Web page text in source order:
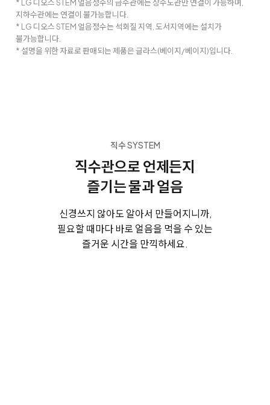
* LG 디오스 STEM 얼음정수의 급수관에는 상수도관만 연결이 가능하며,
지하수관에는 연결이 불가능합니다.
* LG 디오스 STEM 얼음정수는 석회질 지역, 도서지역에는 설치가
불가능합니다.
* 설명을 위한 자료로 판매되는 제품은 글라스(베이지/베이지)입니다.
직수 SYSTEM
직수관으로 언제든지
즐기는 물과 얼음
신경쓰지 않아도 알아서 만들어지니까,
필요할 때마다 바로 얼음을 먹을 수 있는
즐거운 시간을 만끽하세요.